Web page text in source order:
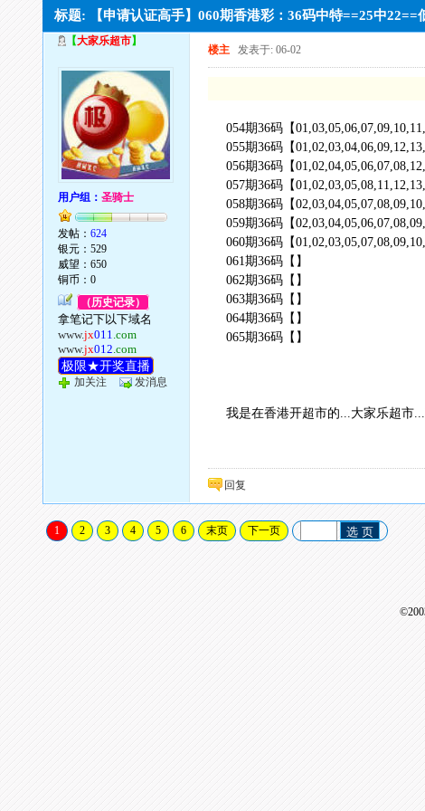
标题: 【申请认证高手】060期香港彩：36码中特==25中22==
【大家乐超市】
用户组：圣骑士
发帖：624
银元：529
威望：650
铜币：0
（历史记录）
拿笔记下以下域名
www.jx011.com
www.jx012.com
极限★开奖直播
加关注 发消息
楼主 发表于: 06-02
054期36码【
055期36码【
056期36码【
057期36码【
058期36码【
059期36码【
060期36码【
061期36码【】
062期36码【】
063期36码【】
064期36码【】
065期36码【】
我是在香港开超市的...大家乐超市
回复
1 2 3 4 5 6 末页 下一页 选 页